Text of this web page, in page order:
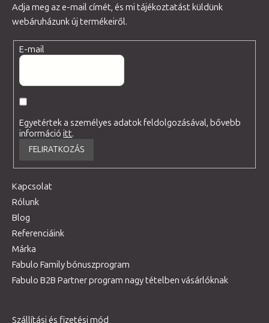
Adja meg az e-mail címét, és mi tájékoztatást küldünk
webáruházunk új termékeiről.
E-mail
Egyetértek a személyes adatok feldolgozásával, bővebb
információitt.
FELIRATKOZÁS
Kapcsolat
Rólunk
Blog
Referenciáink
Márka
Fabulo Family bónuszprogram
Fabulo B2B Partner program nagy tételben vásárlóknak
Szállítási és fizetési mód